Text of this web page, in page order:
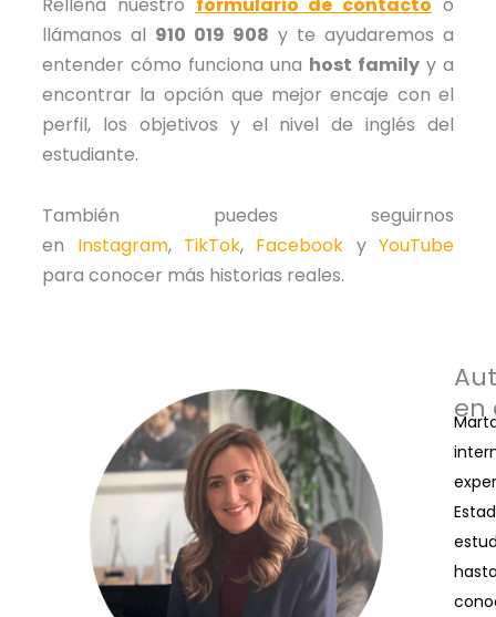
llámanos al 910 019 908 y te ayudaremos a
entender cómo funciona una host familyy a
encontrar la opción que mejor encaje con el
perfil, los objetivos y el nivel de inglés del
estudiante.
También puedes seguirnos
en Instagram, TikTok, Facebook y YouTube
para conocer más historias reales.
en